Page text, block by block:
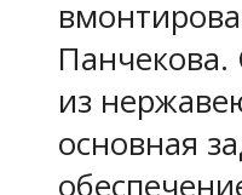
Панчекова.
из
основная